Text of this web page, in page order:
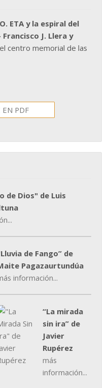
ETA y la espiral del
J. Llera y
centro memorial de las
EN PDF
de Dios" de Luis
de Fango” de
Pagazaurtundúa
información...
“La mirada
sin ira” de
Javier
Rupérez
más
información...